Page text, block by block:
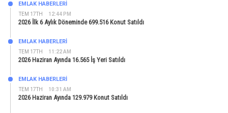
TEM 17TH 12:44 PM
EMLAK HABERLERI
2026 İlk 6 Aylık Döneminde 699.516 Konut Satıldı
TEM 17TH 11:22 AM
EMLAK HABERLERI
2026 Haziran Ayında 16.565 İş Yeri Satıldı
TEM 17TH 10:31 AM
EMLAK HABERLERI
2026 Haziran Ayında 129.979 Konut Satıldı